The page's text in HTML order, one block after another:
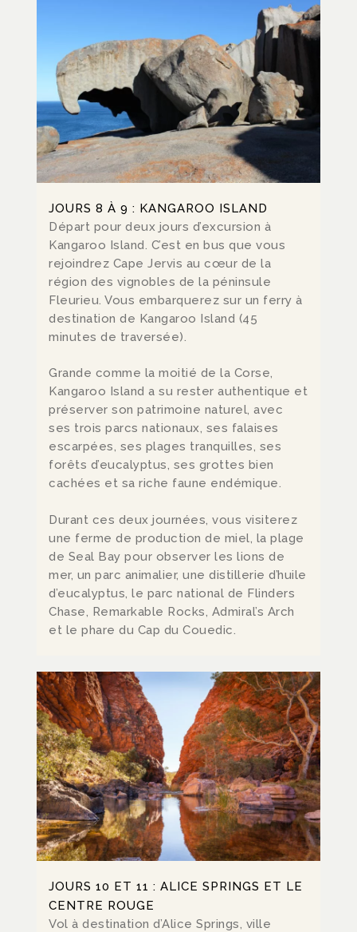
JOURS 8 À 9 : KANGAROO ISLAND
Départ pour deux jours d’excursion à
Kangaroo Island. C’est en bus que vous
rejoindrez Cape Jervis au cœur de la
région des vignobles de la péninsule
Fleurieu. Vous embarquerez sur un ferry à
destination de Kangaroo Island (45
minutes de traversée).
Grande comme la moitié de la Corse,
Kangaroo Island a su rester authentique et
préserver son patrimoine naturel, avec
ses trois parcs nationaux, ses falaises
escarpées, ses plages tranquilles, ses
forêts d’eucalyptus, ses grottes bien
cachées et sa riche faune endémique.
Durant ces deux journées, vous visiterez
une ferme de production de miel, la plage
de Seal Bay pour observer les lions de
mer, un parc animalier, une distillerie d’huile
d’eucalyptus, le parc national de Flinders
Chase, Remarkable Rocks, Admiral’s Arch
et le phare du Cap du Couedic.
JOURS 10 ET 11 : ALICE SPRINGS ET LE
CENTRE ROUGE
Vol à destination d’Alice Springs, ville